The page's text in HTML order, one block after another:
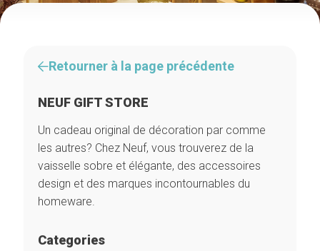
Retourner à la page précédente
NEUF GIFT STORE
Un cadeau original de décoration par comme
les autres? Chez Neuf, vous trouverez de la
vaisselle sobre et élégante, des accessoires
design et des marques incontournables du
homeware.
Categories